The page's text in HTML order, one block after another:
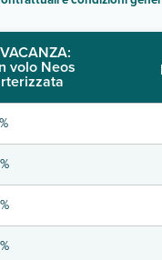
volo Neos